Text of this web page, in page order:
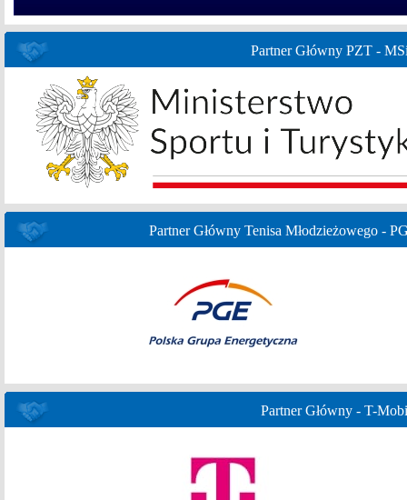
Partner Główny PZT -
Partner Główny Tenisa Młodzieżowego -
Partner Główny - T-